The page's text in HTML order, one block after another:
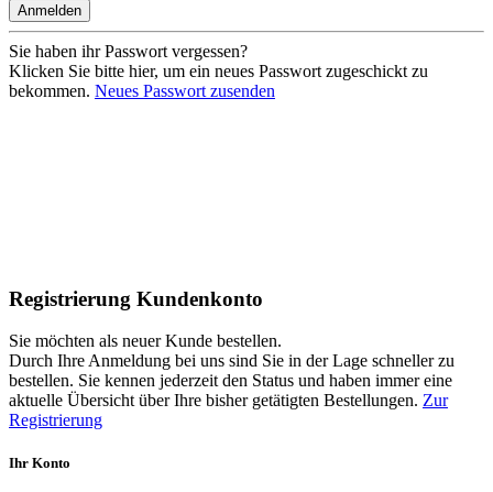
Anmelden
Sie haben ihr Passwort vergessen?
Klicken Sie bitte hier, um ein neues Passwort zugeschickt zu
bekommen. Neues Passwort zusenden
Registrierung Kundenkonto
Sie möchten als neuer Kunde bestellen.
Durch Ihre Anmeldung bei uns sind Sie in der Lage schneller zu
bestellen. Sie kennen jederzeit den Status und haben immer eine
aktuelle Übersicht über Ihre bisher getätigten Bestellungen. Zur
Registrierung
Ihr Konto